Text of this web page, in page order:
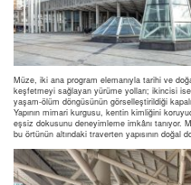
Müze, iki ana program elemanıyla tarihi ve
keşfetmeyi sağlayan yürüme yolları; ikincisi
yaşam-ölüm döngüsünün görselleştirildiği
Yapının mimari kurgusu, kentin kimliğini
eşsiz dokusunu deneyimleme imkânı tanıyor.
bu örtünün altındaki traverten yapısının doğal